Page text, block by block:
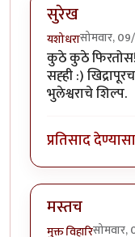
सुरेख
यशोधरासोमवार,
कुठे कुठे
सह्ही :)
भुलेश्वराचे शिल्प.
प्रतिसाद
मस्तच
मुक्त विहारिसोमवार,